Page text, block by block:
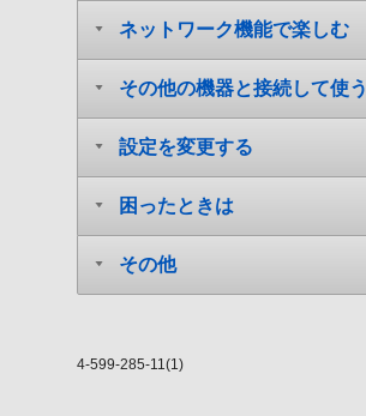
ネットワーク機能で楽しむ
その他の機器と接続して使う
設定を変更する
困ったときは
その他
4-599-285-11(1)